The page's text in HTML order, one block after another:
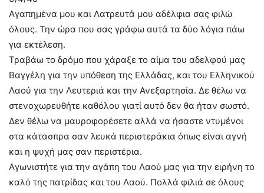
Αγαπημένα μου και Λατρευτά μου αδέλφια σας φιλώ
όλους. Την ώρα που σας γράφω αυτά τα δύο λόγια πάω
για εκτέλεση.
Τραβάω το δρόμο που χάραξε το αίμα του αδελφού μας
Βαγγέλη για την υπόθεση της Ελλάδας, και του Ελληνικού
Λαού για την Λευτεριά και την Ανεξαρτησία. Δε θέλω να
στενοχωρευθήτε καθόλου γιατί αυτό δεν θα ήταν σωστό.
Δεν θέλω να μαυροφορέσετε αλλά να ήσαστε ντυμένοι
στα κάτασπρα σαν λευκά περιστεράκια όπως είναι αγνή
και η ψυχή μας σαν περιστέρια.
Αγωνιστήτε για την αγάπη του Λαού μας για την ειρήνη το
καλό της πατρίδας και του Λαού. Πολλά φιλιά σε όλους